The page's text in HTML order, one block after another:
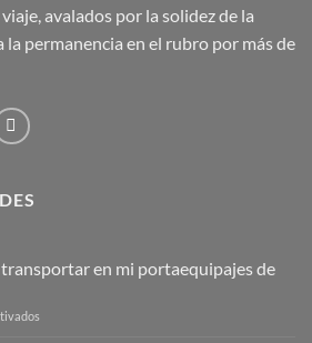
avalados por la solidez de la
permanencia en el rubro por más de
transportar en mi portaequipajes de